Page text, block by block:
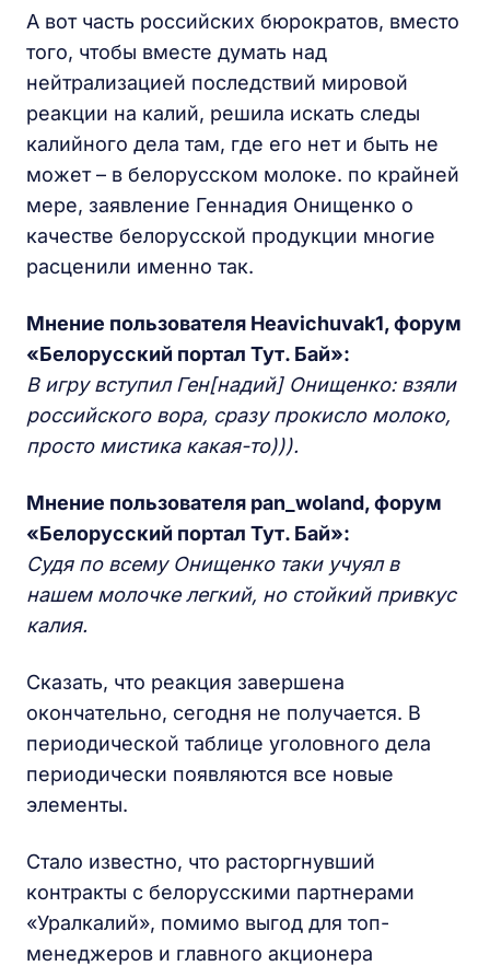
А вот часть российских бюрократов, вместо
того, чтобы вместе думать над
нейтрализацией последствий мировой
реакции на калий, решила искать следы
калийного дела там, где его нет и быть не
может – в белорусском молоке. по крайней
мере, заявление Геннадия Онищенко о
качестве белорусской продукции многие
расценили именно так.
Мнение пользователя Heavichuvak1, форум
«Белорусский портал Тут. Бай»:
В игру вступил Ген[надий] Онищенко: взяли
российского вора, сразу прокисло молоко,
просто мистика какая-то))).
Мнение пользователя pan_woland, форум
«Белорусский портал Тут. Бай»:
Судя по всему Онищенко таки учуял в
нашем молочке легкий, но стойкий привкус
калия.
Сказать, что реакция завершена
окончательно, сегодня не получается. В
периодической таблице уголовного дела
периодически появляются все новые
элементы.
Стало известно, что расторгнувший
контракты с белорусскими партнерами
«Уралкалий», помимо выгод для топ-
менеджеров и главного акционера